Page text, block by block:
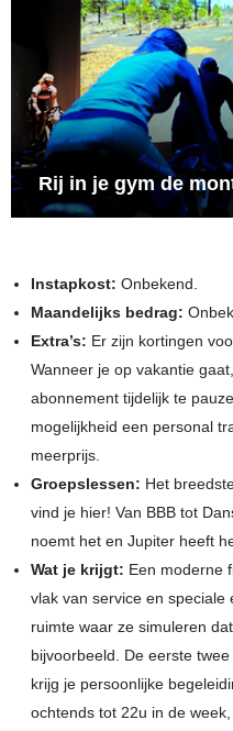
Rij in je gym de
Instapkost: Onbekend.
Maandelijks bedrag:
Extra’s: Er zijn kortingen
Wanneer je op vakantie
abonnement tijdelijk te
mogelijkheid een personal
meerprijs.
Groepslessen: Het
vind je hier! Van BBB tot
noemt het en Jupiter heeft
Wat je krijgt: Een moderne
vlak van service en
ruimte waar ze simuleren
bijvoorbeeld. De eerste
krijg je persoonlijke
ochtends tot 22u in de